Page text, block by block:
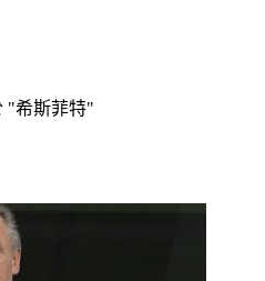
"希斯菲特"